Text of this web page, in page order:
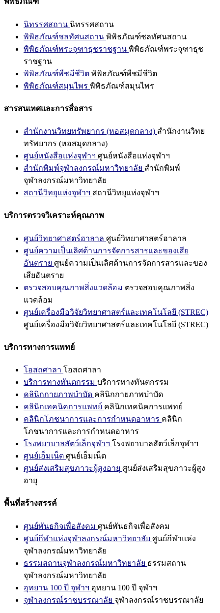
นิทรรศสถาน นิทรรศสถาน
พิพิธภัณฑ์ชลทัศนสถาน พิพิธภัณฑ์ชลทัศนสถาน
พิพิธภัณฑ์พระจุฑาธุชราชฐาน พิพิธภัณฑ์พระจุฑาธุช
ราชฐาน
พิพิธภัณฑ์พืชมีชีวิต พิพิธภัณฑ์พืชมีชีวิต
พิพิธภัณฑ์สมุนไพร พิพิธภัณฑ์สมุนไพร
สารสนเทศและการสื่อสาร
สำนักงานวิทยทรัพยากร (หอสมุดกลาง) สำนักงานวิทย
ทรัพยากร (หอสมุดกลาง)
ศูนย์หนังสือแห่งจุฬาฯ ศูนย์หนังสือแห่งจุฬาฯ
สำนักพิมพ์จุฬาลงกรณ์มหาวิทยาลัย สำนักพิมพ์
จุฬาลงกรณ์มหาวิทยาลัย
สถานีวิทยุแห่งจุฬาฯ สถานีวิทยุแห่งจุฬาฯ
บริการตรวจวิเคราะห์คุณภาพ
ศูนย์วิทยาศาสตร์ฮาลาล ศูนย์วิทยาศาสตร์ฮาลาล
ศูนย์ความเป็นเลิศด้านการจัดการสารและของเสีย
อันตราย ศูนย์ความเป็นเลิศด้านการจัดการสารและของ
เสียอันตราย
ตรวจสอบคุณภาพสิ่งแวดล้อม ตรวจสอบคุณภาพสิ่ง
แวดล้อม
ศูนย์เครื่องมือวิจัยวิทยาศาสตร์และเทคโนโลยี (STREC)
ศูนย์เครื่องมือวิจัยวิทยาศาสตร์และเทคโนโลยี (STREC)
บริการทางการแพทย์
โอสถศาลา โอสถศาลา
บริการทางทันตกรรม บริการทางทันตกรรม
คลินิกกายภาพบำบัด คลินิกกายภาพบำบัด
คลินิกเทคนิคการแพทย์ คลินิกเทคนิคการแพทย์
คลินิกโภชนาการและการกำหนดอาหาร คลินิก
โภชนาการและการกำหนดอาหาร
โรงพยาบาลสัตว์เล็กจุฬาฯ โรงพยาบาลสัตว์เล็กจุฬาฯ
ศูนย์เอ็มเน็ต ศูนย์เอ็มเน็ต
ศูนย์ส่งเสริมสุขภาวะผู้สูงอายุ ศูนย์ส่งเสริมสุขภาวะผู้สูง
อายุ
พื้นที่สร้างสรรค์
ศูนย์พันธกิจเพื่อสังคม ศูนย์พันธกิจเพื่อสังคม
ศูนย์กีฬาแห่งจุฬาลงกรณ์มหาวิทยาลัย ศูนย์กีฬาแห่ง
จุฬาลงกรณ์มหาวิทยาลัย
ธรรมสถานจุฬาลงกรณ์มหาวิทยาลัย ธรรมสถาน
จุฬาลงกรณ์มหาวิทยาลัย
อุทยาน 100 ปี จุฬาฯ อุทยาน 100 ปี จุฬาฯ
จุฬาลงกรณ์ราชบรรณาลัย จุฬาลงกรณ์ราชบรรณาลัย